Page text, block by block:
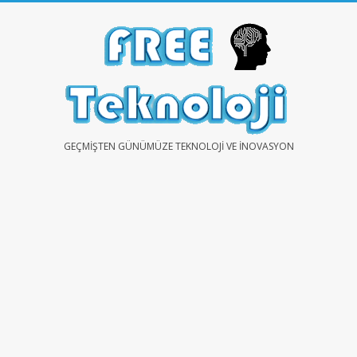
FREEGEÇMIŞTEN GÜNÜMÜZE TEKNOLOJI VE İNOVASYON